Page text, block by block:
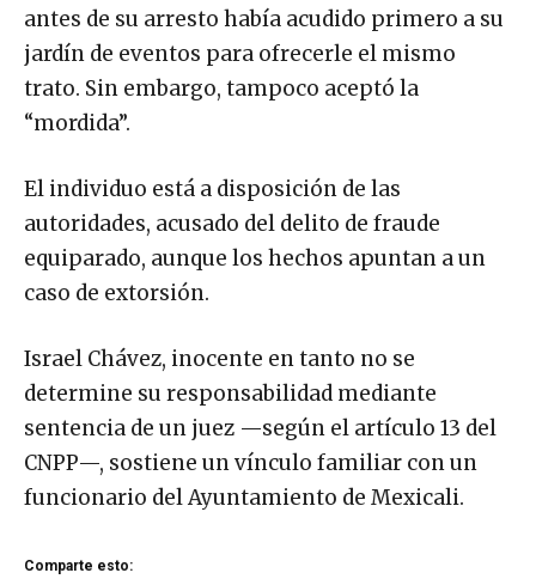
antes de su arresto había acudido primero a su
jardín de eventos para ofrecerle el mismo
trato. Sin embargo, tampoco aceptó la
“mordida”.
El individuo está a disposición de las
autoridades, acusado del delito de fraude
equiparado, aunque los hechos apuntan a un
caso de extorsión.
Israel Chávez, inocente en tanto no se
determine su responsabilidad mediante
sentencia de un juez —según el artículo 13 del
CNPP—, sostiene un vínculo familiar con un
funcionario del Ayuntamiento de Mexicali.
Comparte esto: